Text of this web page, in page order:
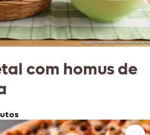
com homus de